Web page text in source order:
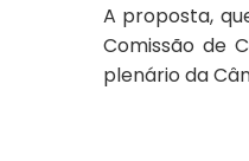
A proposta,
Comissão de
plenário da